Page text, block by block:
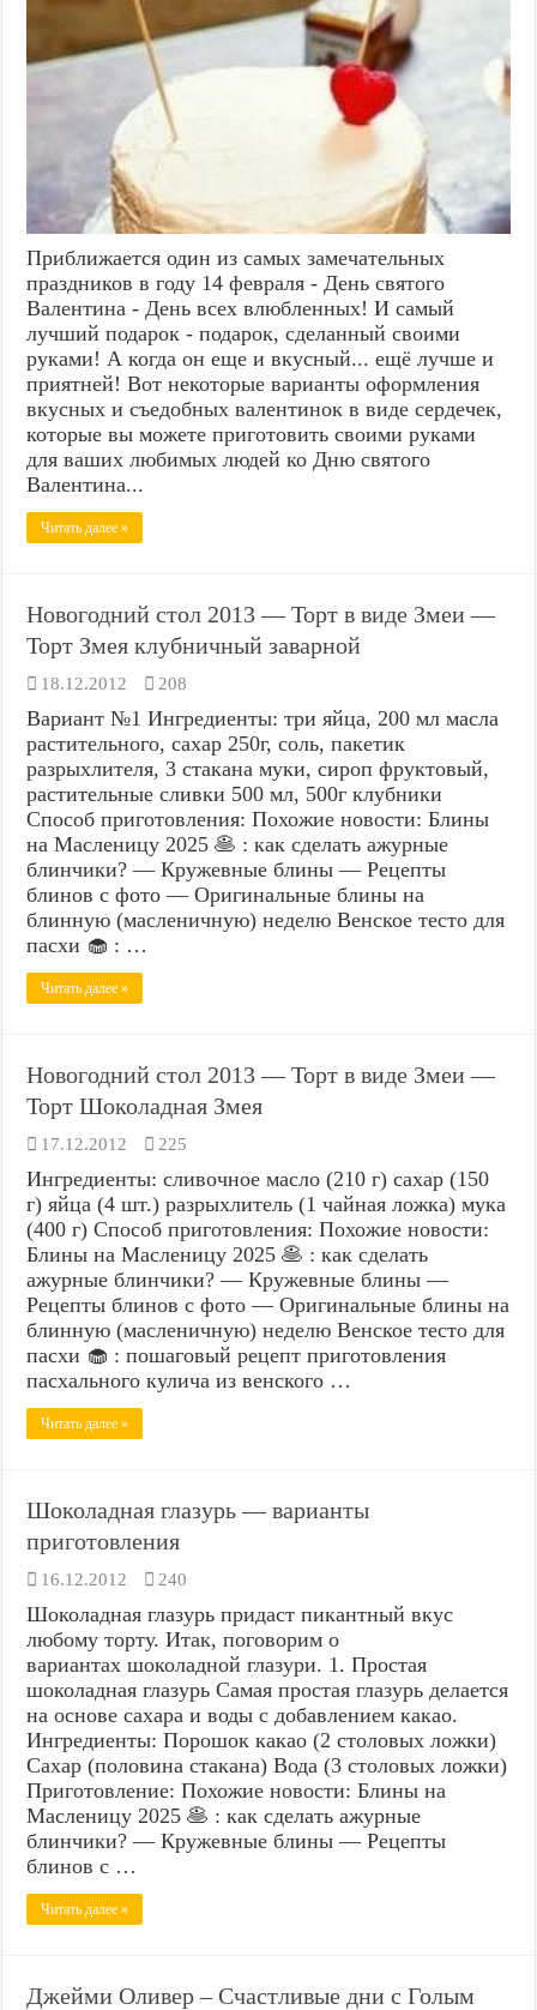
Приближается один из самых замечательных
праздников в году 14 февраля - День святого
Валентина - День всех влюбленных! И самый
лучший подарок - подарок, сделанный своими
руками! А когда он еще и вкусный... ещё лучше и
приятней! Вот некоторые варианты оформления
вкусных и съедобных валентинок в виде сердечек,
которые вы можете приготовить своими руками
для ваших любимых людей ко Дню святого
Валентина...
Читать далее »
Новогодний стол 2013 — Торт в виде Змеи —
Торт Змея клубничный заварной
18.12.2012 208
Вариант №1 Ингредиенты: три яйца, 200 мл масла
растительного, сахар 250г, соль, пакетик
разрыхлителя, 3 стакана муки, сироп фруктовый,
растительные сливки 500 мл, 500г клубники
Способ приготовления: Похожие новости: Блины
на Масленицу 2025 🥞 : как сделать ажурные
блинчики? — Кружевные блины — Рецепты
блинов с фото — Оригинальные блины на
блинную (масленичную) неделю Венское тесто для
пасхи 🧁 : …
Читать далее »
Новогодний стол 2013 — Торт в виде Змеи —
Торт Шоколадная Змея
17.12.2012 225
Ингредиенты: сливочное масло (210 г) сахар (150
г) яйца (4 шт.) разрыхлитель (1 чайная ложка) мука
(400 г) Способ приготовления: Похожие новости:
Блины на Масленицу 2025 🥞 : как сделать
ажурные блинчики? — Кружевные блины —
Рецепты блинов с фото — Оригинальные блины на
блинную (масленичную) неделю Венское тесто для
пасхи 🧁 : пошаговый рецепт приготовления
пасхального кулича из венского …
Читать далее »
Шоколадная глазурь — варианты
приготовления
16.12.2012 240
Шоколадная глазурь придаст пикантный вкус
любому торту. Итак, поговорим о
вариантах шоколадной глазури. 1. Простая
шоколадная глазурь Самая простая глазурь делается
на основе сахара и воды с добавлением какао.
Ингредиенты: Порошок какао (2 столовых ложки)
Сахар (половина стакана) Вода (3 столовых ложки)
Приготовление: Похожие новости: Блины на
Масленицу 2025 🥞 : как сделать ажурные
блинчики? — Кружевные блины — Рецепты
блинов с …
Читать далее »
Джейми Оливер – Счастливые дни с Голым